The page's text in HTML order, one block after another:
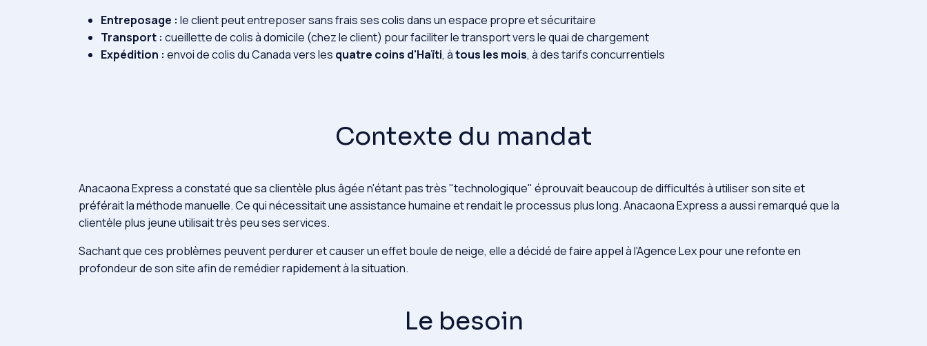
Entreposage : le client peut entreposer sans frais ses colis dans un espace propre et sécuritaire
Transport : cueillette de colis à domicile (chez le client) pour faciliter le transport vers le quai de chargement
Expédition : envoi de colis du Canada vers les quatre coins d'Haïti, àtous les mois, à des tarifs concurrentiels
Contexte du mandat
Anacaona Express a constaté que sa clientèle plus âgée n'étant pas très "technologique" éprouvait beaucoup de difficultés à utiliser son site et
préférait la méthode manuelle. Ce qui nécessitait une assistance humaine et rendait le processus plus long. Anacaona Express a aussi remarqué que la
clientèle plus jeune utilisait très peu ses services.
Sachant que ces problèmes peuvent perdurer et causer un effet boule de neige, elle a décidé de faire appel à l'Agence Lex pour une refonte en
profondeur de son site afin de remédier rapidement à la situation.
Le besoin